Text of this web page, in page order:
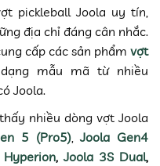
pickleball Joola uy tín,
địa chỉ đáng cân nhắc.
cấp các sản phẩm vợt
mẫu mã từ nhiều
Joola.
nhiều dòng vợt Joola
5 (Pro5),Joola Gen4
,Joola 3S Dual,